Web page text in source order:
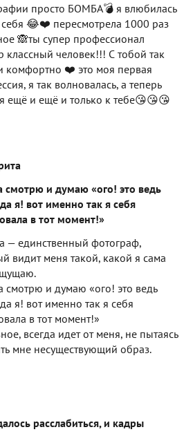
просто БОМБА💣 я влюбилась
себя 😂❤️ пересмотрела 1000 раз
🙈ты супер профессионал
классный человек!!! С тобой так
комфортно ❤️ это моя первая
я так волновалась, а теперь
ещё и ещё и только к тебе😘😘😘
смотрю и думаю «ого! это ведь
я! вот именно так я себя
в тот момент!»
— единственный фотограф,
видит меня такой, какой я сама
смотрю и думаю «ого! это ведь
я! вот именно так я себя
в тот момент!»
всегда идет от меня, не пытаясь
мне несуществующий образ.
расслабиться, и кадры